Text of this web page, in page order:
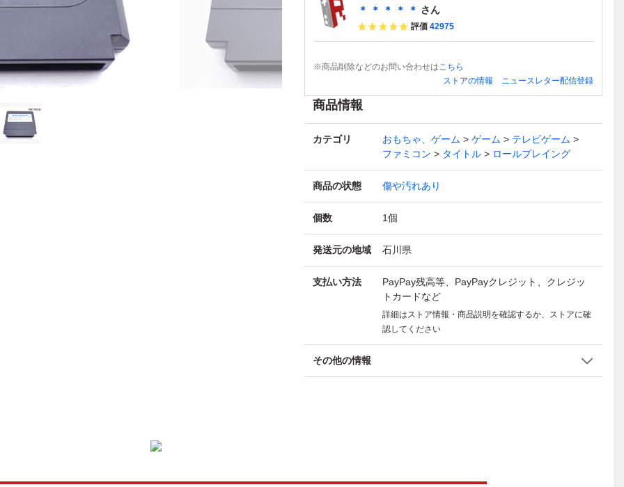
＊ ＊ ＊ ＊ ＊ さん
評価 42975
※商品削除などのお問い合わせはこちら
ストアの情報
ニュースレター配信登録
商品情報
カテゴリ おもちゃ、ゲーム ゲーム
テレビゲーム
ファミコン
タイトル ロールプレイング
商品の状態 傷や汚れあり
個数 1個
発送元の地域 石川県
支払い方法
PayPay残高等、PayPayクレジット、クレジッ
トカードなど
詳細はストア情報・商品説明を確認するか、ストアに確
認してください
その他の情報